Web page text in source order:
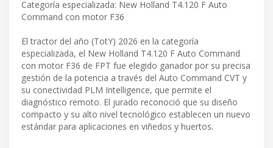
Categoría especializada: New Holland T4.120 F Auto
Command con motor F36
El tractor del año (TotY) 2026 en la categoría
especializada, el New Holland T4.120 F Auto Command
con motor F36 de FPT fue elegido ganador por su precisa
gestión de la potencia a través del Auto Command CVT y
su conectividad PLM Intelligence, que permite el
diagnóstico remoto. El jurado reconoció que su diseño
compacto y su alto nivel tecnológico establecen un nuevo
estándar para aplicaciones en viñedos y huertos.